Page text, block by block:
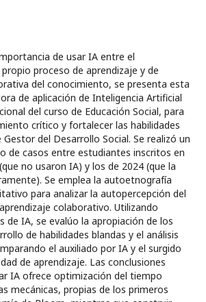
de usar IA entre el
proceso de aprendizaje y de
del conocimiento, se presenta esta
de aplicación de Inteligencia Artificial
del curso de Educación Social, para
crítico y fortalecer las habilidades
del Desarrollo Social. Se realizó un
de casos entre estudiantes inscritos en
no usaron IA) y los de 2024 (que la
Se emplea la autoetnografía
para analizar la autopercepción del
colaborativo. Utilizando
de IA, se evalúo la apropiación de los
de habilidades blandas y el análisis
el auxiliado por IA y el surgido
de aprendizaje. Las conclusiones
IA ofrece optimización del tiempo
mecánicas, propias de los primeros